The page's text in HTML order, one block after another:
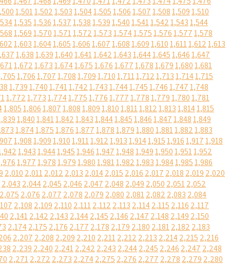
1,5011,5021,5031,5041,5051,5061,5071,5081,5091,510
1,5351,5361,5371,5381,5391,5401,5411,5421,5431,544
1,5691,5701,5711,5721,5731,5741,5751,5761,5771,578
1,6031,6041,6051,6061,6071,6081,6091,6101,6111,6121,613
1,6381,6391,6401,6411,6421,6431,6441,6451,6461,647
1,6721,6731,6741,6751,6761,6771,6781,6791,6801,681
1,7061,7071,7081,7091,7101,7111,7121,7131,7141,715
1,7391,7401,7411,7421,7431,7441,7451,7461,7471,748
1,7721,7731,7741,7751,7761,7771,7781,7791,7801,781
1,8051,8061,8071,8081,8091,8101,8111,8121,8131,8141,815
1,8401,8411,8421,8431,8441,8451,8461,8471,8481,849
1,8741,8751,8761,8771,8781,8791,8801,8811,8821,883
1,9081,9091,9101,9111,9121,9131,9141,9151,9161,9171,918
1,9431,9441,9451,9461,9471,9481,9491,9501,9511,952
1,9771,9781,9791,9801,9811,9821,9831,9841,9851,986
2,010 2,0112,012 2,013 2,0142,015 2,016 2,017 2,018 2,019 2,020
2,043 2,0442,045 2,046 2,047 2,048 2,049 2,050 2,0512,052
2,075 2,076 2,077 2,078 2,079 2,080 2,0812,082 2,083 2,084
2,108 2,109 2,110 2,1112,112 2,113 2,1142,115 2,116 2,117
2,1412,142 2,143 2,1442,145 2,146 2,147 2,148 2,149 2,150
2,1742,175 2,176 2,177 2,178 2,179 2,180 2,1812,182 2,183
2,207 2,208 2,209 2,210 2,2112,212 2,213 2,2142,215 2,216
2,239 2,240 2,2412,242 2,243 2,2442,245 2,246 2,247 2,248
2,2712,272 2,273 2,2742,275 2,276 2,277 2,278 2,279 2,280